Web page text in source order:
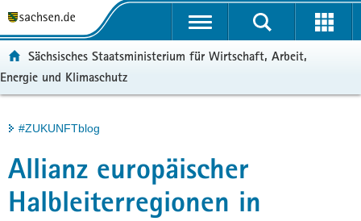
t
a
l
e
r
g
u
p
t
h
a
e
r
v
e
Portalübergreifende
Sächsisches Staatsministerium für Wirtschaft, Arbeit,
Energie und Klimaschutz
Hauptinhalt
#ZUKUNFTblog
Allianz europäischer
Halbleiterregionen in